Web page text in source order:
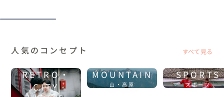
人気のコンセプト すべて見る
RETRO・
CITY
MOUNTAIN
山・高原
SPORTS
スポーツ